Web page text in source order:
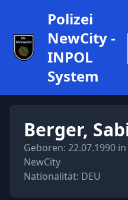
Polizei
NewCity -
INPOL
System
Berger,
Geboren: 22.07.1990 in
NewCity
Nationalität: DEU